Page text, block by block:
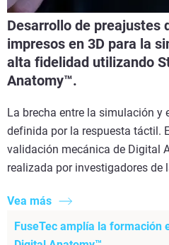
Desarrollo de preajustes
impresos en 3D para la
alta fidelidad utilizando
Anatomy™.
La brecha entre la simulación y
definida por la respuesta táctil.
validación mecánica de Digital
realizada por investigadores de
Vea más
FuseTec amplía la formación